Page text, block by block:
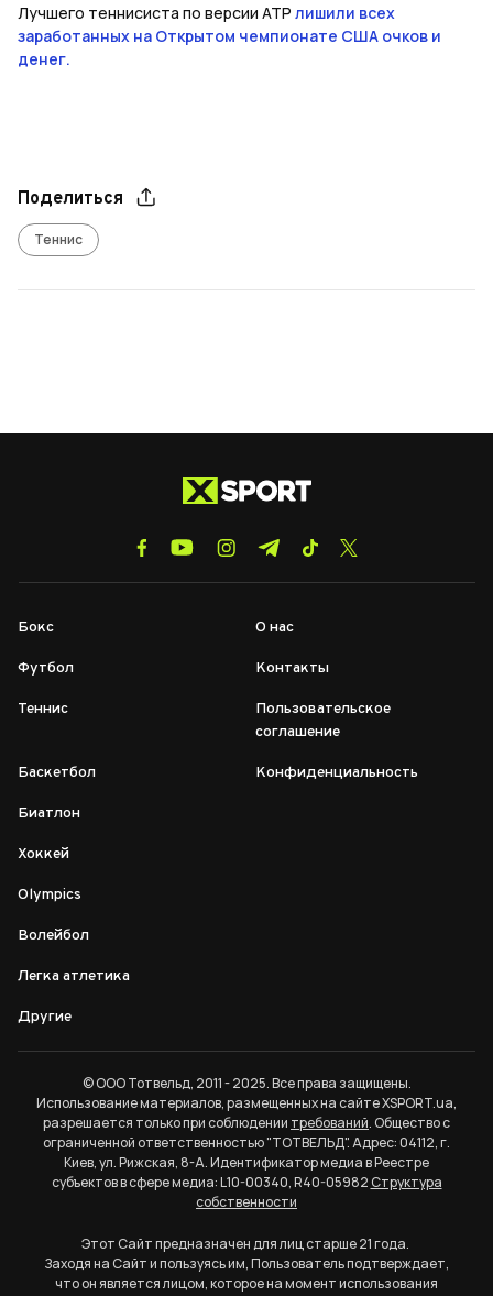
Лучшего теннисиста по версии АТР лишили всех
заработанных на Открытом чемпионате США очков и
денег.
Поделиться
Теннис
Бокс
Футбол
Теннис
Баскетбол
Биатлон
Хоккей
Olympics
Волейбол
Легка атлетика
Другие
О нас
Контакты
Пользовательское
соглашение
Конфиденциальность
© ООО Тотвельд, 2011 - 2025. Все права защищены.
Использование материалов, размещенных на сайте XSPORT.ua,
разрешается только при соблюдении требований. Общество с
ограниченной ответственностью "ТОТВЕЛЬД". Адрес: 04112, г.
Киев, ул. Рижская, 8-А. Идентификатор медиа в Реестре
субъектов в сфере медиа: L10-00340, R40-05982Структура
собственности
Этот Сайт предназначен для лиц старше 21 года.
Заходя на Сайт и пользуясь им, Пользователь подтверждает,
что он является лицом, которое на момент использования